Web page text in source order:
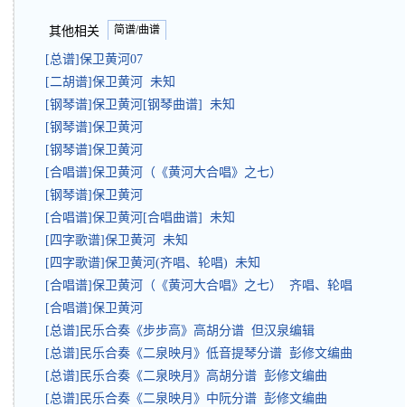
其他相关 简谱/曲谱
[总谱]保卫黄河07
[二胡谱]保卫黄河 未知
[钢琴谱]保卫黄河[钢琴曲谱] 未知
[钢琴谱]保卫黄河
[钢琴谱]保卫黄河
[合唱谱]保卫黄河（《黄河大合唱》之七）
[钢琴谱]保卫黄河
[合唱谱]保卫黄河[合唱曲谱] 未知
[四字歌谱]保卫黄河 未知
[四字歌谱]保卫黄河(齐唱、轮唱) 未知
[合唱谱]保卫黄河（《黄河大合唱》之七） 齐唱、轮唱
[合唱谱]保卫黄河
[总谱]民乐合奏《步步高》高胡分谱 但汉泉编辑
[总谱]民乐合奏《二泉映月》低音提琴分谱 彭修文编曲
[总谱]民乐合奏《二泉映月》高胡分谱 彭修文编曲
[总谱]民乐合奏《二泉映月》中阮分谱 彭修文编曲